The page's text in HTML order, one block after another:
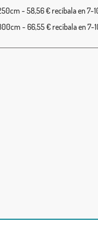
- 58,56 € recíbala en 7-
- 66,55 € recíbala en 7-